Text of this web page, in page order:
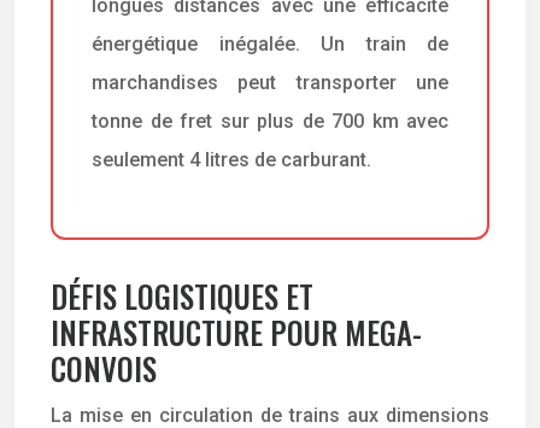
longues distances avec une efficacité
énergétique inégalée. Un train de
marchandises peut transporter une
tonne de fret sur plus de 700 km avec
seulement 4 litres de carburant.
DÉFIS LOGISTIQUES ET
INFRASTRUCTURE POUR MEGA-
CONVOIS
La mise en circulation de trains aux dimensions